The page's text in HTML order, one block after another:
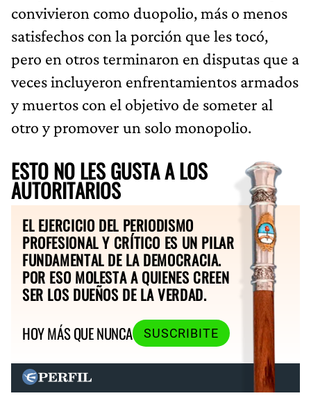
convivieron como duopolio, más o menos
satisfechos con la porción que les tocó,
pero en otros terminaron en disputas que a
veces incluyeron enfrentamientos armados
y muertos con el objetivo de someter al
otro y promover un solo monopolio.
ESTO NO LES GUSTA A LOS
AUTORITARIOS
EL EJERCICIO DEL PERIODISMO
PROFESIONAL Y CRÍTICO ES UN PILAR
FUNDAMENTAL DE LA DEMOCRACIA.
POR ESO MOLESTA A QUIENES CREEN
SER LOS DUEÑOS DE LA VERDAD.
HOY MÁS QUE NUNCA
SUSCRIBITE